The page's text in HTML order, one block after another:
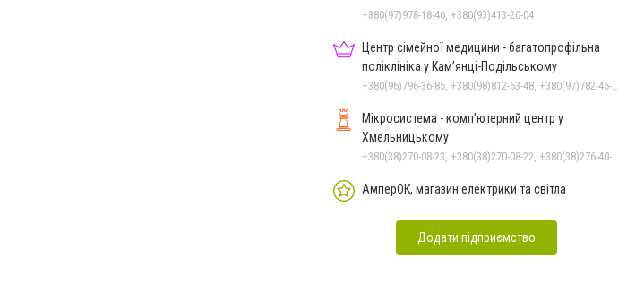
+380(97)978-18-46, +380(93)413-20-04
Центр сімейної медицини - багатопрофільна
поліклініка у Кам’янці-Подільському
+380(96)796-36-85, +380(98)812-63-48, +380(97)782-45-70
Мікросистема - комп’ютерний центр у
Хмельницькому
+380(38)270-08-23, +380(38)270-08-22, +380(38)276-40-56, +380(38)265-10-45
АмперОК, магазин електрики та світла
Додати підприємство